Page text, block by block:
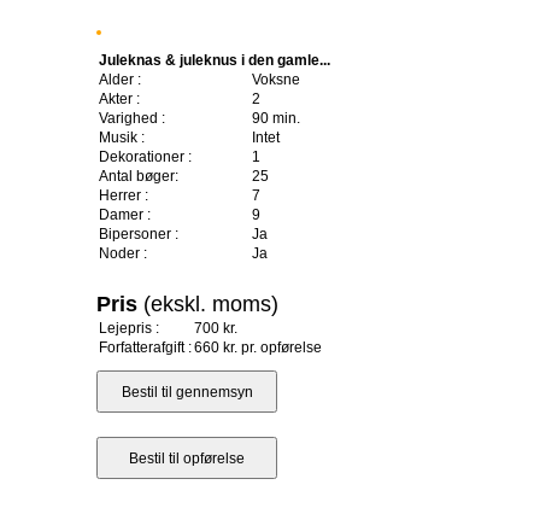
Juleknas & juleknus i den gamle...
Alder :
Voksne
Akter :
2
Varighed :
90 min.
Musik :
Intet
Dekorationer :
1
Antal bøger:
25
Herrer :
7
Damer :
9
Bipersoner :
Ja
Noder :
Ja
Pris (ekskl. moms)
Lejepris :
700 kr.
Forfatterafgift :660 kr. pr. opførelse